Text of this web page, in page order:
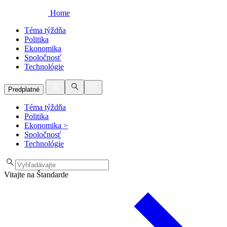
Home
Téma týždňa
Politika
Ekonomika
Spoločnosť
Technológie
Predplatné
Téma týždňa
Politika
Ekonomika >
Spoločnosť
Technológie
Vitajte na Štandarde